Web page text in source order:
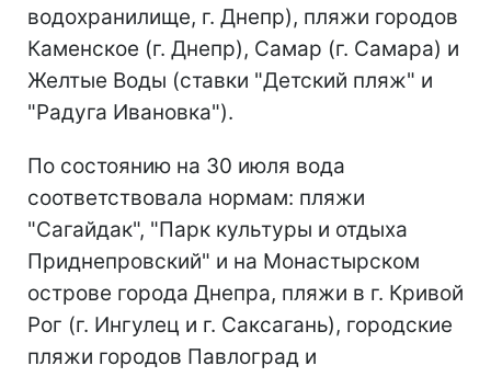
водохранилище, г. Днепр), пляжи городов
Каменское (г. Днепр), Самар (г. Самара) и
Желтые Воды (ставки "Детский пляж" и
"Радуга Ивановка").
По состоянию на 30 июля вода
соответствовала нормам: пляжи
"Сагайдак", "Парк культуры и отдыха
Приднепровский" и на Монастырском
острове города Днепра, пляжи в г. Кривой
Рог (г. Ингулец и г. Саксагань), городские
пляжи городов Павлоград и